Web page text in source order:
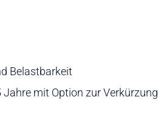
Belastbarkeit
Jahre mit Option zur Verkürzung